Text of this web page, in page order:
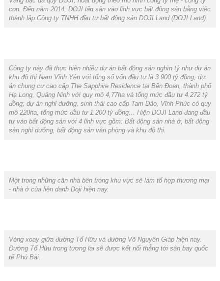
con. Đến năm 2014, DOJI lấn sân vào lĩnh vực bất động sản bằng việc
thành lập Công ty TNHH đầu tư bất động sản DOJI Land (DOJI Land).
Công ty này đã thực hiện nhiều dự án bất động sản nghìn tỷ như dự án
khu đô thị Nam Vĩnh Yên với tổng số vốn đầu tư là 3.900 tỷ đồng; dự
án chung cư cao cấp The Sapphire Residence tại Bến Đoan, thành phố
Hạ Long, Quảng Ninh với quy mô 4,77ha và tổng mức đầu tư 4.272 tỷ
đồng; dự án nghỉ dưỡng, sinh thái cao cấp Tam Đảo, Vĩnh Phúc có quy
mô 220ha, tổng mức đầu tư 1.200 tỷ đồng… Hiện DOJI Land đang đầu
tư vào bất động sản với 4 lĩnh vực gồm: Bất động sản nhà ở, bất động
sản nghỉ dưỡng, bất động sản văn phòng và khu đô thị.
Một trong những căn nhà bên trong khu vực sẽ làm tổ hợp thương mại
- nhà ở của liên danh Doji hiện nay.
Vòng xoay giữa đường Tố Hữu và đường Võ Nguyên Giáp hiện nay.
Đường Tố Hữu trong tương lai sẽ được kết nối thẳng tới sân bay quốc
tế Phú Bài.